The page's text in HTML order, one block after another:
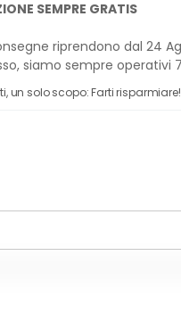
SEMPRE GRATIS
riprendono dal 24
siamo sempre operativi
un solo scopo: Farti risparmiare!